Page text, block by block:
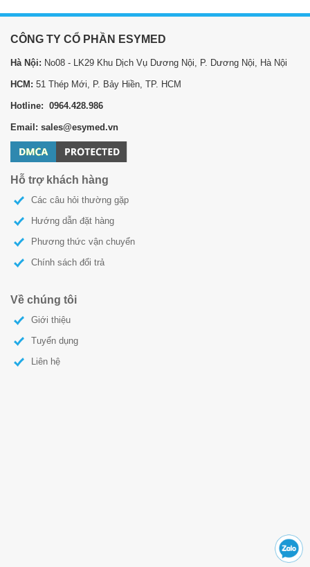
CÔNG TY CỔ PHẦN ESYMED
Hà Nội: No08 - LK29 Khu Dịch Vụ Dương Nội, P. Dương Nội, Hà Nội
HCM: 51 Thép Mới, P. Bảy Hiền, TP. HCM
Hotline: 0964.428.986
Email: sales@esymed.vn
Hỗ trợ khách hàng
Các câu hỏi thường gặp
Hướng dẫn đặt hàng
Phương thức vận chuyển
Chính sách đổi trả
Về chúng tôi
Giới thiệu
Tuyển dụng
Liên hệ